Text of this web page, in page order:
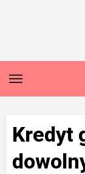
Kredyt